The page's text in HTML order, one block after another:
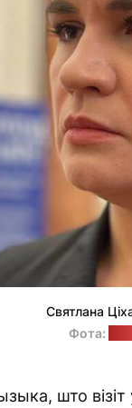
Святлана
Фота:
што